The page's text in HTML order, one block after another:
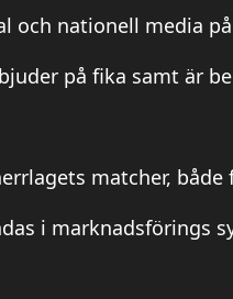
och nationell media
på fika samt är
matcher,
i marknadsförings